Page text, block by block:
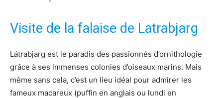
Visite de la falaise de Latrabjarg
Látrabjarg est le paradis des passionnés d’ornithologie
grâce à ses immenses colonies d’oiseaux marins. Mais
même sans cela, c’est un lieu idéal pour admirer les
fameux macareux (puffin en anglais ou lundi en